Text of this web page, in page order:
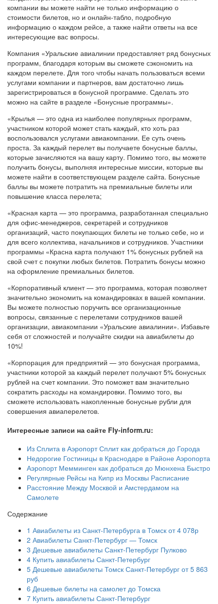
компании вы можете найти не только информацию о
стоимости билетов, но и онлайн-табло, подробную
информацию о каждом рейсе, а также найти ответы на все
интересующие вас вопросы.
Компания «Уральские авиалинии предоставляет ряд бонусных
программ, благодаря которым вы сможете сэкономить на
каждом перелете. Для того чтобы начать пользоваться всеми
услугами компании и партнеров, вам достаточно лишь
зарегистрироваться в бонусной программе. Сделать это
можно на сайте в разделе «Бонусные программы».
«Крылья — это одна из наиболее популярных программ,
участником которой может стать каждый, кто хоть раз
воспользовался услугами авиакомпании. Ее суть очень
проста. За каждый перелет вы получаете бонусные баллы,
которые зачисляются на вашу карту. Помимо того, вы можете
получить бонусы, выполняя интересные миссии, которые вы
можете найти в соответствующем разделе сайта. Бонусные
баллы вы можете потратить на премиальные билеты или
повышение класса перелета;
«Красная карта — это программа, разработанная специально
для офис-менеджеров, секретарей и сотрудников
организаций, часто покупающих билеты не только себе, но и
для всего коллектива, начальников и сотрудников. Участники
программы «Красна карта получают 1% бонусных рублей на
свой счет с покупки любых билетов. Потратить бонусы можно
на оформление премиальных билетов.
«Корпоративный клиент — это программа, которая позволяет
значительно экономить на командировках в вашей компании.
Вы можете полностью поручить все организационные
вопросы, связанные с перелетами сотрудников вашей
организации, авиакомпании «Уральские авиалинии». Избавьте
себя от сложностей и получайте скидки на авиабилеты до
10%!
«Корпорация для предприятий — это бонусная программа,
участники которой за каждый перелет получают 5% бонусных
рублей на счет компании. Это поможет вам значительно
сократить расходы на командировки. Помимо того, вы
сможете использовать накопленные бонусные рубли для
совершения авиаперелетов.
Интересные записи на сайте Fly-inform.ru:
Из Сплита в Аэропорт Сплит как добраться до Города
Недорогие Гостиницы в Краснодаре в Районе Аэропорта
Аэропорт Мемминген как добраться до Мюнхена Быстро
Регулярные Рейсы на Кипр из Москвы Расписание
Расстояние Между Москвой и Амстердамом на
Самолете
Содержание
1 Авиабилеты из Санкт-Петербурга в Томск от 4 078р
2 Авиабилеты Санкт-Петербург — Томск
3 Дешевые авиабилеты Санкт-Петербург Пулково
4 Купить авиабилеты Санкт-Петербург
5 Дешевые авиабилеты Томск Санкт-Петербург от 5 863
руб
6 Дешевые билеты на самолет до Томска
7 Купить авиабилеты Санкт-Петербург